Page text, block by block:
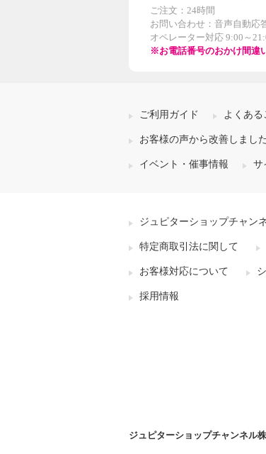
ご注文：24時間
お問い合わせ：音声自動応
オペレーター対応 9:00～
※お電話番号のおかけ間違
ご利用ガイド よくある
お客様の声から改善しました
イベント・催事情報 サ
ジュピターショップチャン
特定商取引法に関して
お客様対応について
採用情報
ジュピターショップチャンネル